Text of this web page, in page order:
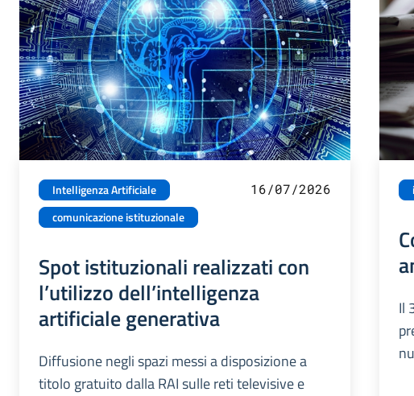
Intelligenza Artificiale
comunicazione istituzionale
16/07/2026
Spot istituzionali realizzati con
l’utilizzo dell’intelligenza
artificiale generativa
Diffusione negli spazi messi a disposizione a
titolo gratuito dalla RAI sulle reti televisive e
Il